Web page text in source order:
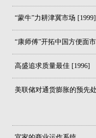
“蒙牛”力耕津冀市场 [1999]
“康师傅”开拓中国方便面
高盛追求质量最佳 [1996]
美联储对通货膨胀的预先